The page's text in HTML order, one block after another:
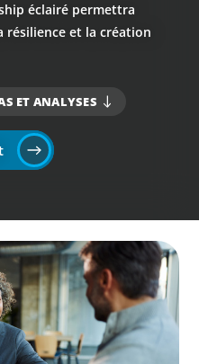
éclairé permettra
résilience et la création
ET ANALYSES